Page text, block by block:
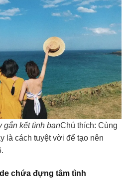
gắn kết tình bạnChú thích: Cùng
là cách tuyệt vời để tạo nên
chứa đựng tâm tình